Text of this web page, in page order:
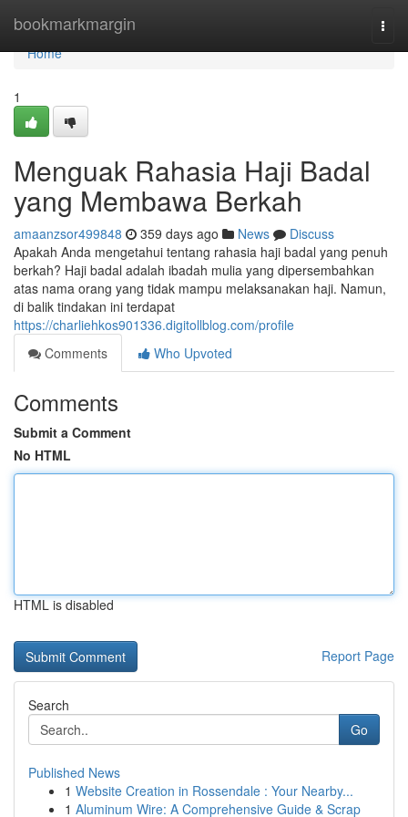
bookmarkmargin
Home
Home
1
Menguak Rahasia Haji Badal
yang Membawa Berkah
amaanzsor499848 359 days ago News
Discuss
Apakah Anda mengetahui tentang rahasia haji badal yang penuh
berkah? Haji badal adalah ibadah mulia yang dipersembahkan
atas nama orang yang tidak mampu melaksanakan haji. Namun,
di balik tindakan ini terdapat
https://charliehkos901336.digitollblog.com/profile
Comments
Who Upvoted
Comments
Submit a Comment
No HTML
HTML is disabled
Report Page
Search
Go
Published News
1 Website Creation in Rossendale : Your Nearby...
1 Aluminum Wire: A Comprehensive Guide & Scrap